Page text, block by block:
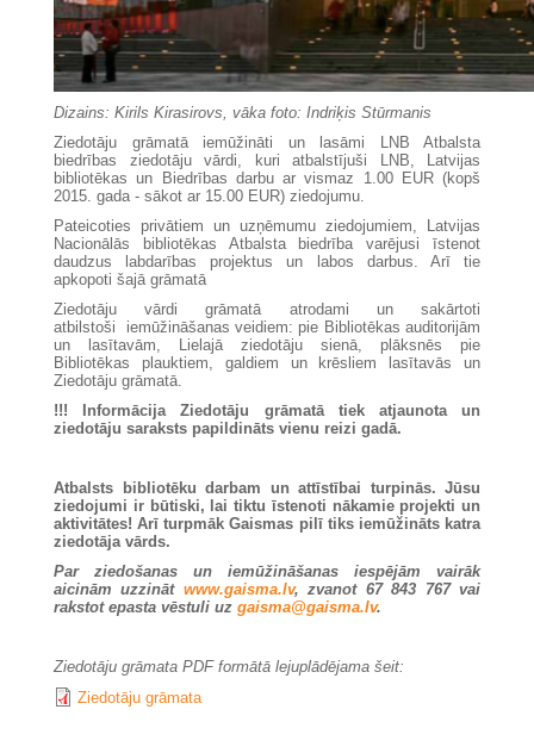
Dizains: Kirils Kirasirovs, vāka foto: Indriķis Stūrmanis
Ziedotāju grāmatā iemūžināti un lasāmi LNB Atbalsta
biedrības ziedotāju vārdi, kuri atbalstījuši LNB, Latvijas
bibliotēkas un Biedrības darbu ar vismaz 1.00 EUR (kopš
2015. gada - sākot ar 15.00 EUR) ziedojumu.
Pateicoties privātiem un uzņēmumu ziedojumiem, Latvijas
Nacionālās bibliotēkas Atbalsta biedrība varējusi īstenot
daudzus labdarības projektus un labos darbus. Arī tie
apkopoti šajā grāmatā
Ziedotāju vārdi grāmatā atrodami un sakārtoti
atbilstoši iemūžināšanas veidiem: pie Bibliotēkas auditorijām
un lasītavām, Lielajā ziedotāju sienā, plāksnēs pie
Bibliotēkas plauktiem, galdiem un krēsliem lasītavās un
Ziedotāju grāmatā.
!!! Informācija Ziedotāju grāmatā tiek atjaunota un
ziedotāju saraksts papildināts vienu reizi gadā.
Atbalsts bibliotēku darbam un attīstībai turpinās. Jūsu
ziedojumi ir būtiski, lai tiktu īstenoti nākamie projekti un
aktivitātes!Arī turpmāk Gaismas pilī tiks iemūžināts katra
ziedotāja vārds.
Par ziedošanas un iemūžināšanas iespējām vairāk
aicinām uzzināt www.gaisma.lv,zvanot 67 843 767 vai
rakstot epasta vēstuli uz gaisma@gaisma.lv.
Ziedotāju grāmata PDF formātā lejuplādējama šeit:
Ziedotāju grāmata